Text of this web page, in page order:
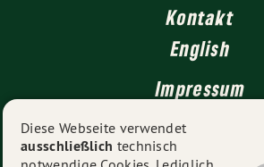
Kontakt
English
Impressum
Datenschutz
Diese Webseite verwendet
ausschließlich technisch